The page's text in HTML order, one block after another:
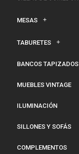
MESAS
TABURETES
BANCOS TAPIZADOS
MUEBLES VINTAGE
ILUMINACIÓN
SILLONES Y SOFÁS
COMPLEMENTOS